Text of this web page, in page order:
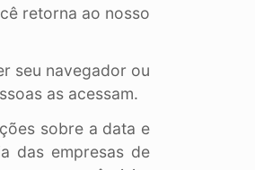
retorna ao nosso
seu navegador ou
as acessam.
sobre a data e
das empresas de